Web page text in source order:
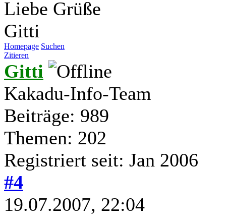
Liebe Grüße
Gitti
Homepage Suchen
Zitieren
Gitti
Kakadu-Info-Team
Beiträge: 989
Themen: 202
Registriert seit: Jan 2006
#4
19.07.2007, 22:04